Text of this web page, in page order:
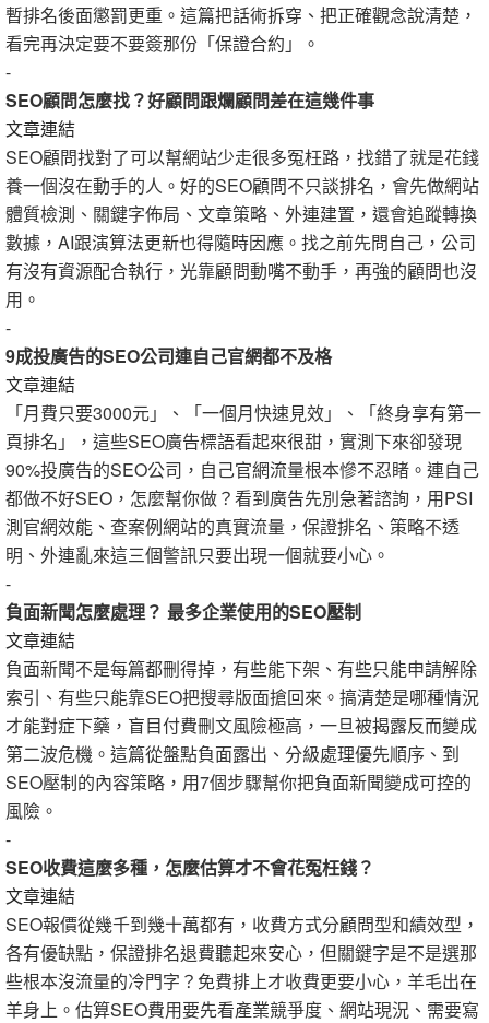
暫排名後面懲罰更重。這篇把話術拆穿、把正確觀念說清楚，
看完再決定要不要簽那份「保證合約」。
-
SEO顧問怎麼找？好顧問跟爛顧問差在這幾件事
文章連結
SEO顧問找對了可以幫網站少走很多冤枉路，找錯了就是花錢
養一個沒在動手的人。好的SEO顧問不只談排名，會先做網站
體質檢測、關鍵字佈局、文章策略、外連建置，還會追蹤轉換
數據，AI跟演算法更新也得隨時因應。找之前先問自己，公司
有沒有資源配合執行，光靠顧問動嘴不動手，再強的顧問也沒
用。
-
9成投廣告的SEO公司連自己官網都不及格
文章連結
「月費只要3000元」、「一個月快速見效」、「終身享有第一
頁排名」，這些SEO廣告標語看起來很甜，實測下來卻發現
90%投廣告的SEO公司，自己官網流量根本慘不忍睹。連自己
都做不好SEO，怎麼幫你做？看到廣告先別急著諮詢，用PSI
測官網效能、查案例網站的真實流量，保證排名、策略不透
明、外連亂來這三個警訊只要出現一個就要小心。
-
負面新聞怎麼處理？ 最多企業使用的SEO壓制
文章連結
負面新聞不是每篇都刪得掉，有些能下架、有些只能申請解除
索引、有些只能靠SEO把搜尋版面搶回來。搞清楚是哪種情況
才能對症下藥，盲目付費刪文風險極高，一旦被揭露反而變成
第二波危機。這篇從盤點負面露出、分級處理優先順序、到
SEO壓制的內容策略，用7個步驟幫你把負面新聞變成可控的
風險。
-
SEO收費這麼多種，怎麼估算才不會花冤枉錢？
文章連結
SEO報價從幾千到幾十萬都有，收費方式分顧問型和績效型，
各有優缺點，保證排名退費聽起來安心，但關鍵字是不是選那
些根本沒流量的冷門字？免費排上才收費更要小心，羊毛出在
羊身上。估算SEO費用要先看產業競爭度、網站現況、需要寫